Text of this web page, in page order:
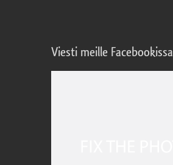
Viesti meille Facebookissa